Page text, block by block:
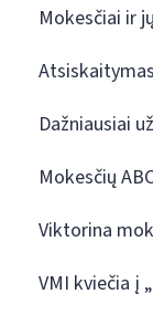
Mokesčiai ir
Dažniausiai
Mokesčių
Viktorina
VMI kviečia į